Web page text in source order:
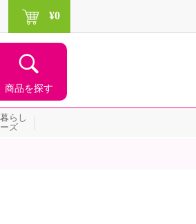
商品を探す
¥0
らし
ズ